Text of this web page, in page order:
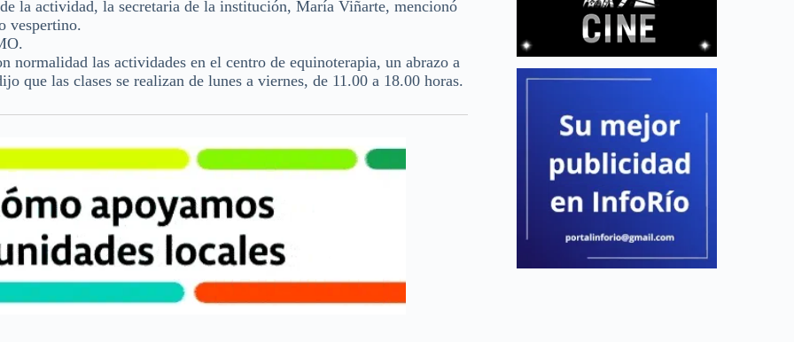
la actividad, la secretaria de la institución, María Viñarte, mencionó
vespertino.
normalidad las actividades en el centro de equinoterapia, un abrazo a
que las clases se realizan de lunes a viernes, de 11.00 a 18.00 horas.